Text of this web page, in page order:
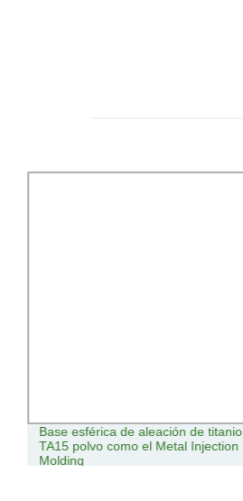
Base esférica de aleación de titanio
TA15 polvo como el Metal Injection
Molding